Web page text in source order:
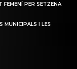
FEMENÍ PER SETZENA
MUNICIPALS I LES